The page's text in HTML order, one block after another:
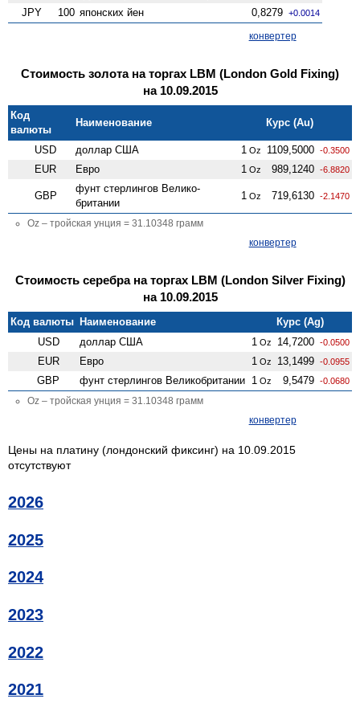
JPY 100 японских йен 0,8279 +0.0014
конвертер
Стоимость золота на торгах LBM (London Gold Fixing)
на 10.09.2015
Код
валюты
Наименование Курс (Au)
USD доллар США 1 Oz 1109,5000 -0.3500
EUR Евро 1 Oz 989,1240 -6.8820
GBP
фунт стерлингов Велико­
британии
1 Oz 719,6130 -2.1470
Oz – тройская унция = 31.10348 грамм
конвертер
Стоимость серебра на торгах LBM (London Silver Fixing)
на 10.09.2015
Код валюты Наименование
Курс (Ag)
USD
доллар США 1 Oz 14,7200 -0.0500
EUR Евро 1 Oz 13,1499 -0.0955
GBP фунт стерлингов Велико­британии 1 Oz 9,5479 -0.0680
Oz – тройская унция = 31.10348 грамм
конвертер
Цены на платину (лондонский фиксинг) на 10.09.2015
отсутствуют
2026
2025
2024
2023
2022
2021